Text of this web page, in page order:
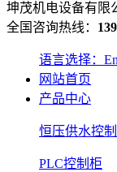
坤茂机电设备有限
全国咨询热线：
语言选择：
网站首页
产品中心
恒压供水控
PLC控制柜